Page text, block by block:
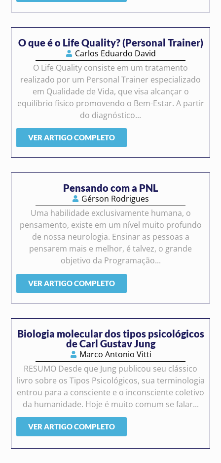
O que é o Life Quality? (Personal Trainer)
Carlos Eduardo David
O Life Quality consiste em um tratamento
realizado por um Personal Trainer especializado
em Qualidade de Vida, que visa alcançar o
equilíbrio físico promovendo o Bem-Estar. A partir
do diagnóstico...
VER ARTIGO COMPLETO
Pensando com a PNL
Gérson Rodrigues
Uma habilidade exclusivamente humana, o
pensamento, existe em um nível muito profundo
de nossa neurologia. Ensinar as pessoas a
pensarem mais e melhor, é talvez, o grande
objetivo da Programação...
VER ARTIGO COMPLETO
Biologia molecular dos tipos psicológicos
de Carl Gustav Jung
Marco Antonio Vitti
RESUMO Desde que Jung publicou seu clássico
livro sobre os Tipos Psicológicos, sua terminologia
entrou para a consciente e o inconsciente coletivo
da humanidade. Hoje é muito comum se falar...
VER ARTIGO COMPLETO